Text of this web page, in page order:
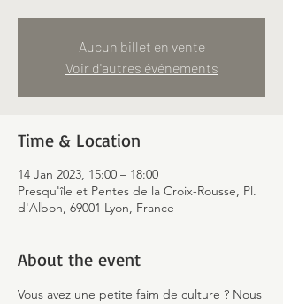
Aucun billet en vente
Voir d'autres événements
Time & Location
14 Jan 2023, 15:00 – 18:00
Presqu'île et Pentes de la Croix-Rousse, Pl.
d'Albon, 69001 Lyon, France
About the event
Vous avez une petite faim de culture ? Nous